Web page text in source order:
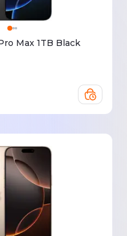
Max 1TB Black